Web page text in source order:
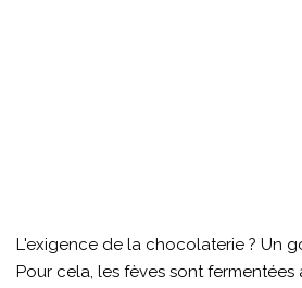
L'exigence de la chocolaterie ? Un
Pour cela, les fèves sont